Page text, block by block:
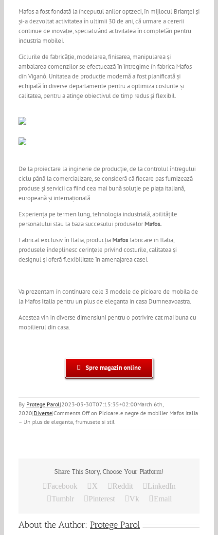
Mafos a fost fondată la începutul anilor optzeci, în mijlocul Brianței și
și-a dezvoltat activitatea în ultimii 30 de ani, că urmare a cererii
continue de inovație, specializând activitatea în completări pentru
industria mobilei.
Ciclurile de fabricăție, modelarea, finisarea, manipularea și
ambalarea comenzilor se efectuează în întregime în fabrica Mafos
din Viganò. Unitatea de producție modernă a fost planificată și
echipată în diverse departamente pentru a optimiza costurile și
calitatea, pentru a atinge obiectivul de timp redus și flexibil.
De la proiectare la inginerie de producție, de la controlul întregului
ciclu până la comercializare, se consideră că fiecare pas furnizează
produse și servicii ca fiind cea mai bună soluție pe piața italiană,
europeană și internațională.
Experiența pe termen lung, tehnologia industrială, abilitățile
personalului stau la baza succesului produselorMafos.
Fabricat exclusiv în Italia, producțiaMafosfabricare in Italia,
produsele îndeplinesc cerințele privind costurile, calitatea și
designul și oferă flexibilitate în amenajarea casei.
Va prezentam in continuare cele 3 modele de picioare de mobila de
la Mafos Italia pentru un plus de eleganta in casa Dumneavoastra.
Acestea vin in diverse dimensiuni pentru o potrivire cat mai buna cu
mobilierul din casa.
Spre magazin online
By Protege Parol |2023-03-30T07:15:35+02:00March 6th,
2020|Diverse|Comments Off on Picioarele negre de mobilier Mafos Italia
– Un plus de eleganta, frumusete si stil
Share This Story, Choose Your Platform!
Facebook X Reddit
LinkedIn
Tumblr
Pinterest Vk Email
About the Author: Protege Parol